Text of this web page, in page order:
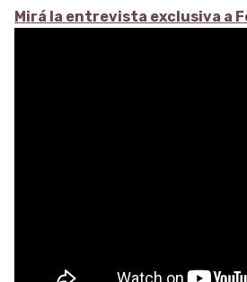
Mirá la entrevista exclusiva a